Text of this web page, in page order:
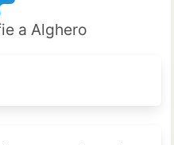
a Alghero